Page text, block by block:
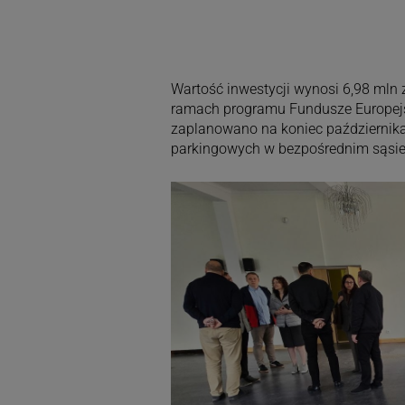
Wartość inwestycji wynosi 6,98 mln
ramach programu Fundusze
zaplanowano na koniec
parkingowych w bezpośrednim